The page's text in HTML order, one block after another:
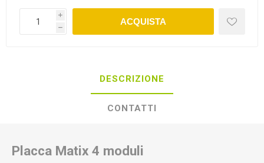
i
h
ACQUISTA
DESCRIZIONE
CONTATTI
Placca Matix 4 moduli